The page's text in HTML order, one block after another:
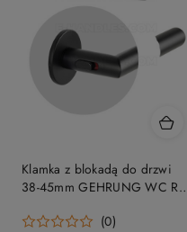
Klamka z blokadą do drzwi
38-45mm GEHRUNG WC R
(0)